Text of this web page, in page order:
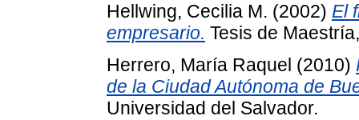
Hellwing, Cecilia M. (2002) El
empresario. Tesis de
Herrero, María Raquel (2010)
de la Ciudad Autónoma de
Universidad del Salvador.